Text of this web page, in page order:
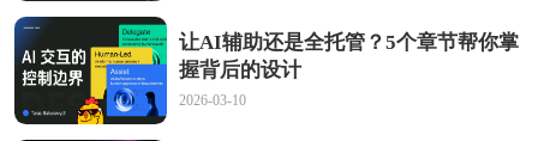
让AI辅助还是全托管？5个章节帮你掌
握背后的设计
2026-03-10